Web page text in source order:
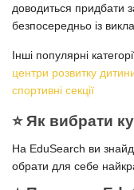
доводиться придбати
безпосередньо із
Інші популярні
центри розвитку
спортивні секції
⭐️ Як вибрати
На EduSearch ви
обрати для себе